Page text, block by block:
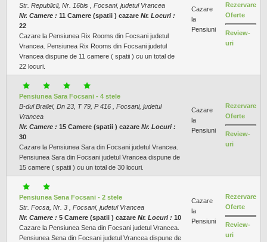
Str. Republicii, Nr. 16bis , Focsani, judetul Vrancea
Nr. Camere : 11 Camere (spatii ) cazare Nr. Locuri :
22
Cazare la Pensiunea Rix Rooms din Focsani judetul
Vrancea. Pensiunea Rix Rooms din Focsani judetul
Vrancea dispune de 11 camere ( spatii ) cu un total de
22 locuri.
Cazare
la
Pensiuni
Rezervare
Oferte
Review-
uri
Pensiunea Sara Focsani - 4 stele
B-dul Brailei, Dn 23, T 79, P 416 , Focsani, judetul
Vrancea
Nr. Camere : 15 Camere (spatii ) cazare Nr. Locuri :
30
Cazare la Pensiunea Sara din Focsani judetul Vrancea.
Pensiunea Sara din Focsani judetul Vrancea dispune de
15 camere ( spatii ) cu un total de 30 locuri.
Cazare
la
Pensiuni
Rezervare
Oferte
Review-
uri
Pensiunea Sena Focsani - 2 stele
Str. Focsa, Nr. 3 , Focsani, judetul Vrancea
Nr. Camere : 5 Camere (spatii ) cazare Nr. Locuri : 10
Cazare la Pensiunea Sena din Focsani judetul Vrancea.
Pensiunea Sena din Focsani judetul Vrancea dispune de
Cazare
la
Pensiuni
Rezervare
Oferte
Review-
uri